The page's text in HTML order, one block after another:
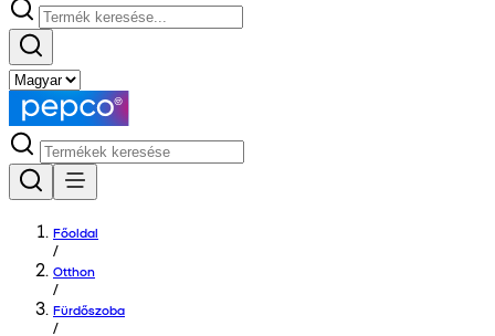
Főoldal
/
Otthon
/
Fürdőszoba
/